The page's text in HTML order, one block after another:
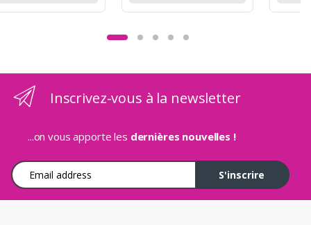
Inscrivez-vous à la newsletter
...on vous apporte les dernières nouvelles !
Adresse e-mail
S'inscrire